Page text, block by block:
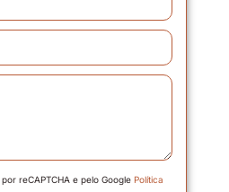
reCAPTCHA e pelo Google Política